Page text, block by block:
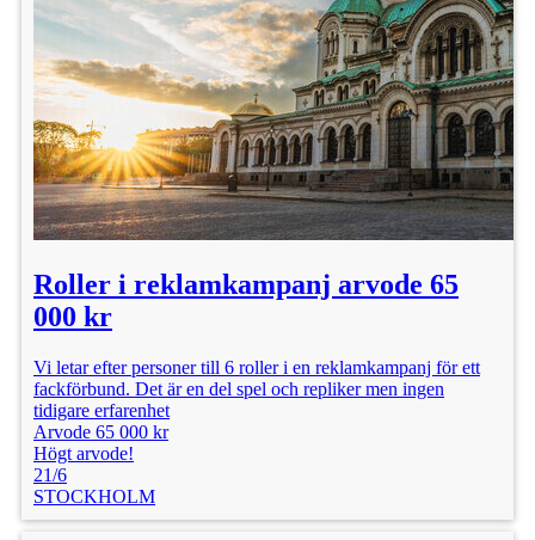
Roller i reklamkampanj arvode 65
000 kr
Vi letar efter personer till 6 roller i en reklamkampanj för ett
fackförbund. Det är en del spel och repliker men ingen
tidigare erfarenhet
Arvode 65 000 kr
Högt arvode!
21/6
STOCKHOLM